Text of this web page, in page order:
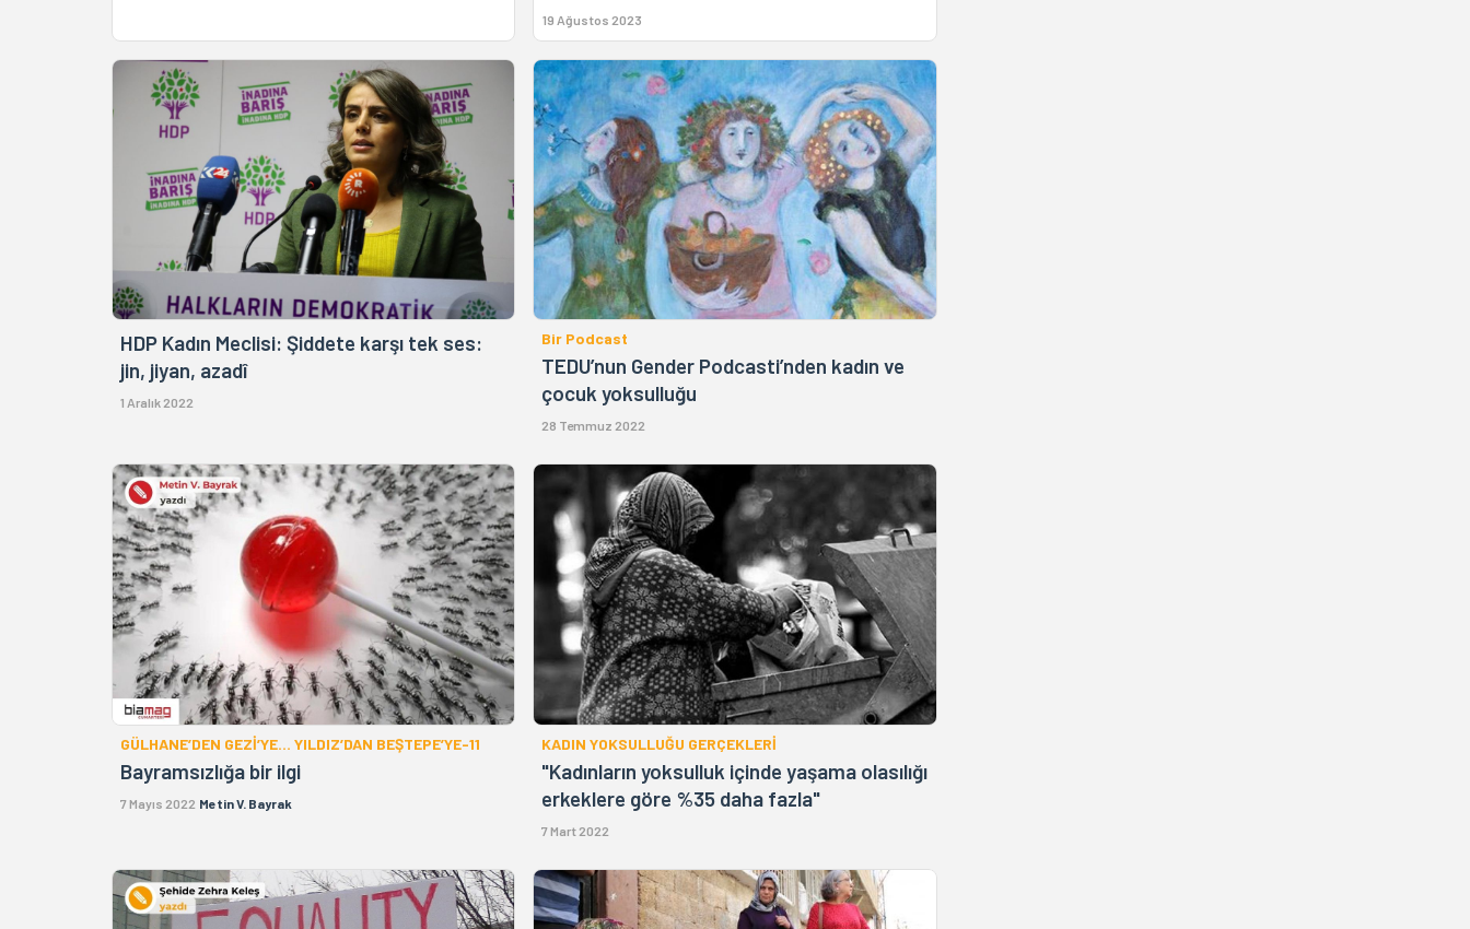
19 Ağustos 2023
HDP Kadın Meclisi: Şiddete karşı tek ses:
jin, jiyan, azadî
1 Aralık 2022
Bir Podcast
TEDU’nun Gender Podcasti’nden kadın ve
çocuk yoksulluğu
28 Temmuz 2022
GÜLHANE’DEN GEZİ’YE… YILDIZ’DAN BEŞTEPE’YE-11
Bayramsızlığa bir ilgi
7 Mayıs 2022 Metin V. Bayrak
KADIN YOKSULLUĞU GERÇEKLERİ
"Kadınların yoksulluk içinde yaşama olasılığı
erkeklere göre %35 daha fazla"
7 Mart 2022